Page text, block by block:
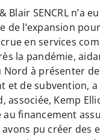
Blair SENCRL n’a
de l’expansion
en services
la pandémie,
à présenter
et de subvention,
associée, Kemp
au financement
avons pu créer des